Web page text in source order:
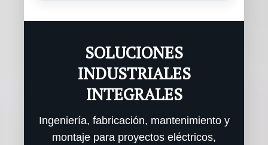
SOLUCIONES
INDUSTRIALES
INTEGRALES
Ingeniería, fabricación, mantenimiento y
montaje para proyectos eléctricos,